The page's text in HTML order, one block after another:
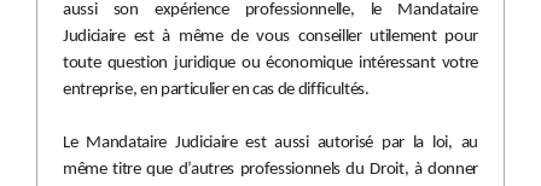
aussi son expérience professionnelle, le Mandataire
Judiciaire est à même de vous conseiller utilement pour
toute question juridique ou économique intéressant votre
entreprise, en particulier en cas de difficultés.
Le Mandataire Judiciaire est aussi autorisé par la loi, au
même titre que d’autres professionnels du Droit, à donner